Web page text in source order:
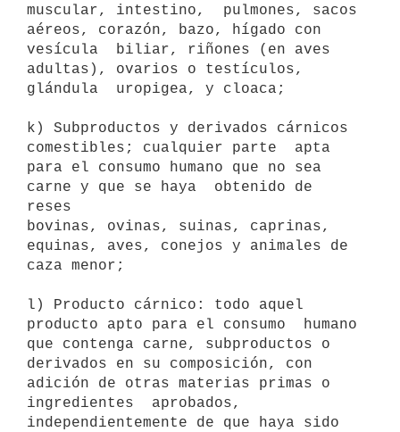
muscular, intestino,  pulmones, sacos
aéreos, corazón, bazo, hígado con
vesícula  biliar, riñones (en aves
adultas), ovarios o testículos,
glándula  uropigea, y cloaca;
k) Subproductos y derivados cárnicos
comestibles; cualquier parte  apta
para el consumo humano que no sea
carne y que se haya  obtenido de
reses
bovinas, ovinas, suinas, caprinas,
equinas, aves, conejos y animales de
caza menor;
l) Producto cárnico: todo aquel
producto apto para el consumo  humano
que contenga carne, subproductos o
derivados en su composición, con
adición de otras materias primas o
ingredientes  aprobados,
independientemente de que haya sido